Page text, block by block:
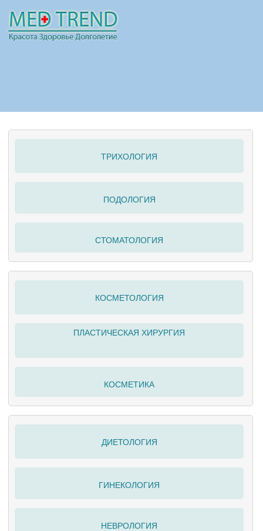
ПОЛЕЗНО
ТРИХОЛОГИЯ
ПОДОЛОГИЯ
СТОМАТОЛОГИЯ
КОСМЕТОЛОГИЯ
ПЛАСТИЧЕСКАЯ ХИРУРГИЯ
КОСМЕТИКА
ДИЕТОЛОГИЯ
ГИНЕКОЛОГИЯ
НЕВРОЛОГИЯ